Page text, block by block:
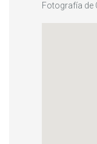
Fotografía de